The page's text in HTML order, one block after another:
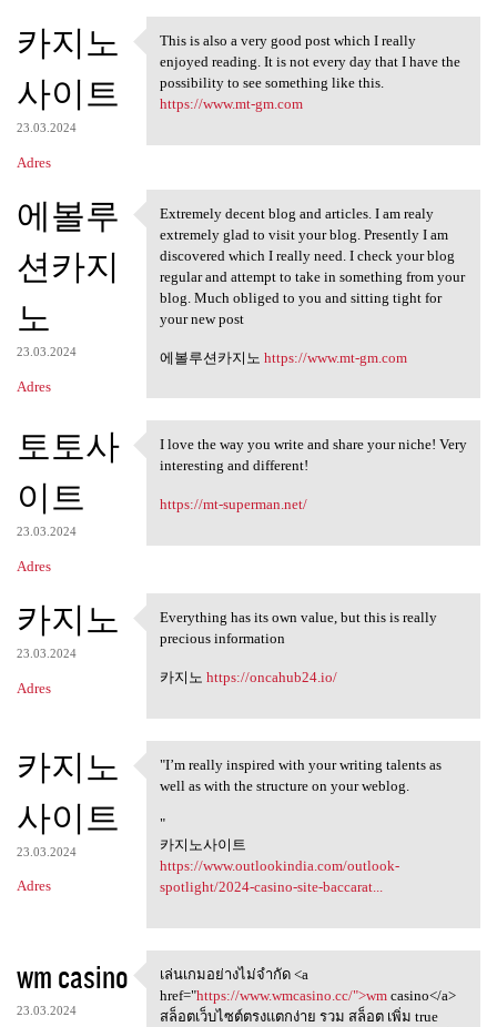
카지노
사이트
23.03.2024
Adres
This is also a very good post
This is also a very good post which I really
enjoyed reading. It is not every day that I have the
possibility to see something like this.
https://www.mt-gm.com
에볼루
션카지
노
23.03.2024
Adres
Extremely decent blog and
Extremely decent blog and articles. I am realy
extremely glad to visit your blog. Presently I am
discovered which I really need. I check your blog
regular and attempt to take in something from your
blog. Much obliged to you and sitting tight for
your new post
에볼루션카지노 https://www.mt-gm.com
토토사
이트
23.03.2024
Adres
I love the way you write and
I love the way you write and share your niche! Very
interesting and different!
https://mt-superman.net/
카지노
23.03.2024
Adres
Everything has its own value,
Everything has its own value, but this is really
precious information
카지노 https://oncahub24.io/
카지노
사이트
23.03.2024
Adres
"I’m really inspired with
"I’m really inspired with your writing talents as
well as with the structure on your weblog.
"
카지노사이트
https://www.outlookindia.com/outlook-
spotlight/2024-casino-site-baccarat...
wm casino
23.03.2024
เล่นเกมอย่างไม่จำกัด <a href=
เล่นเกมอย่างไม่จำกัด <a
href="https://www.wmcasino.cc/">wmcasino</a>
สล็อตเว็บไซต์ตรงแตกง่าย รวม สล็อต เพิ่ม true